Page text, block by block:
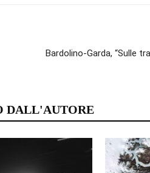
Bardolino-Garda, “Sulle
DALL'AUTORE